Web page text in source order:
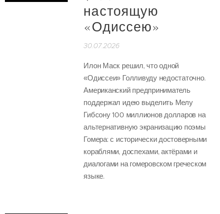
настоящую
«Одиссею»
30.07.2026
Илон Маск решил, что одной
«Одиссеи» Голливуду недостаточно.
Американский предприниматель
поддержал идею выделить Мелу
Гибсону 100 миллионов долларов на
альтернативную экранизацию поэмы
Гомера: с исторически достоверными
кораблями, доспехами, актёрами и
диалогами на гомеровском греческом
языке.